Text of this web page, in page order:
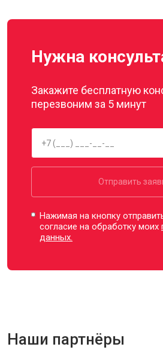
Нужна
Закажите бесплатную
перезвоним за 5 минут
Отправить
Нажимая на кнопку
согласие на обработку моих
данных.
Наши партнёры